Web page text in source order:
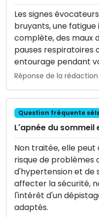
Les signes
bruyants, une
complète, des maux
pauses respiratoires
entourage pendant
Réponse de la rédaction
Question fréquente
L'apnée du
Non traitée, elle
risque de problèmes
d'hypertension et de
affecter la sécurité,
l'intérêt d'un
adaptés.